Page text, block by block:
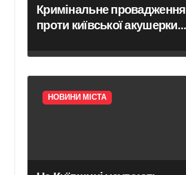
Кримінальне провадження
проти київської акушерки-
переривання вагітності
внаслідок хірургічного
втручання
НОВИНИ МІСТА